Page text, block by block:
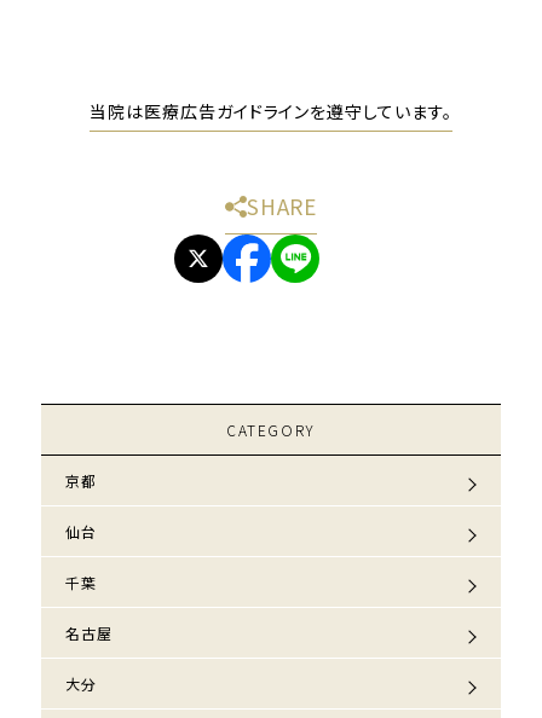
当院は医療広告ガイドラインを遵守しています。
SHARE
CATEGORY
京都
仙台
千葉
名古屋
大分